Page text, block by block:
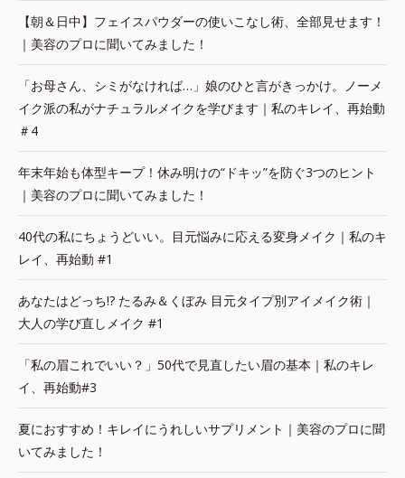
【朝＆日中】フェイスパウダーの使いこなし術、全部見せます！
｜美容のプロに聞いてみました！
「お母さん、シミがなければ…」娘のひと言がきっかけ。ノーメ
イク派の私がナチュラルメイクを学びます｜私のキレイ、再始動
＃4
年末年始も体型キープ！休み明けの“ドキッ”を防ぐ3つのヒント
｜美容のプロに聞いてみました！
40代の私にちょうどいい。目元悩みに応える変身メイク｜私のキ
レイ、再始動 #1
あなたはどっち!? たるみ＆くぼみ 目元タイプ別アイメイク術｜
大人の学び直しメイク #1
「私の眉これでいい？」50代で見直したい眉の基本｜私のキレ
イ、再始動#3
夏におすすめ！キレイにうれしいサプリメント｜美容のプロに聞
いてみました！